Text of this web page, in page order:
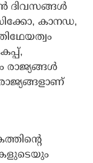
ദിവസങ്ങള്‍
കാനഡ,
രാജ്യങ്ങള്‍